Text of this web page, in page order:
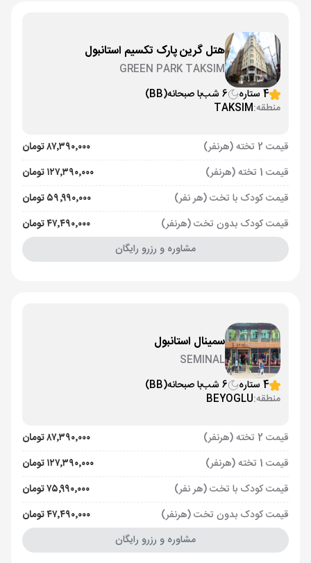
هتل گرین پارک تکسیم استانبول
GREEN PARK TAKSIM
4 ستاره
6 شب با صبحانه(BB)
منطقه:TAKSIM
قیمت 2 تخته (هرنفر)
۸۷٬۳۹۰٬۰۰۰ تومان
قیمت 1 تخته (هرنفر)
۱۲۷٬۳۹۰٬۰۰۰ تومان
قیمت کودک با تخت (هر نفر)
۵۹٬۹۹۰٬۰۰۰ تومان
قیمت کودک بدون تخت (هرنفر)
۴۷٬۴۹۰٬۰۰۰ تومان
مشاوره و رزرو رایگان
سمینال استانبول
SEMINAL
4 ستاره
6 شب با صبحانه(BB)
منطقه:BEYOGLU
قیمت 2 تخته (هرنفر)
۸۷٬۳۹۰٬۰۰۰ تومان
قیمت 1 تخته (هرنفر)
۱۲۷٬۳۹۰٬۰۰۰ تومان
قیمت کودک با تخت (هر نفر)
۷۵٬۹۹۰٬۰۰۰ تومان
قیمت کودک بدون تخت (هرنفر)
۴۷٬۴۹۰٬۰۰۰ تومان
مشاوره و رزرو رایگان